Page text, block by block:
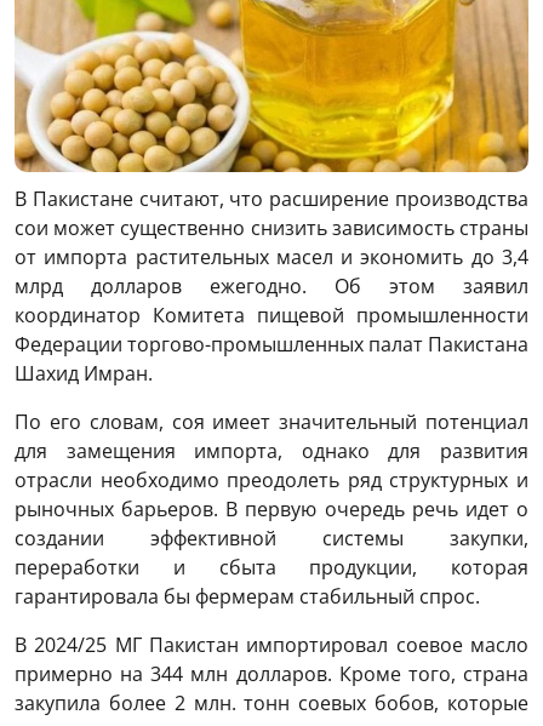
В Пакистане считают, что расширение производства
сои может существенно снизить зависимость страны
от импорта растительных масел и экономить до 3,4
млрд долларов ежегодно. Об этом заявил
координатор Комитета пищевой промышленности
Федерации торгово-промышленных палат Пакистана
Шахид Имран.
По его словам, соя имеет значительный потенциал
для замещения импорта, однако для развития
отрасли необходимо преодолеть ряд структурных и
рыночных барьеров. В первую очередь речь идет о
создании эффективной системы закупки,
переработки и сбыта продукции, которая
гарантировала бы фермерам стабильный спрос.
В 2024/25 МГ Пакистан импортировал соевое масло
примерно на 344 млн долларов. Кроме того, страна
закупила более 2 млн. тонн соевых бобов, которые